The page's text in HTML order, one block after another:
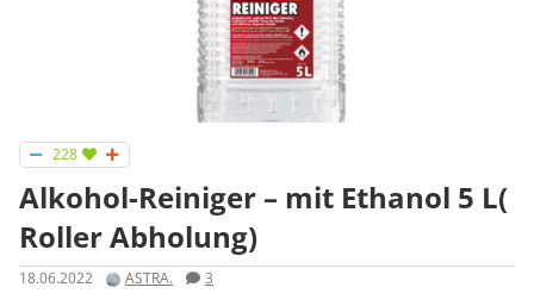
228
Alkohol-Reiniger – mit Ethanol 5 L(
Roller Abholung)
18.06.2022 ASTRA. 3